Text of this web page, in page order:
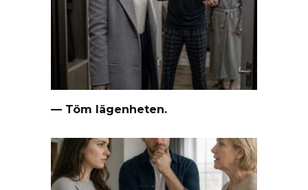
— Töm lägenheten.